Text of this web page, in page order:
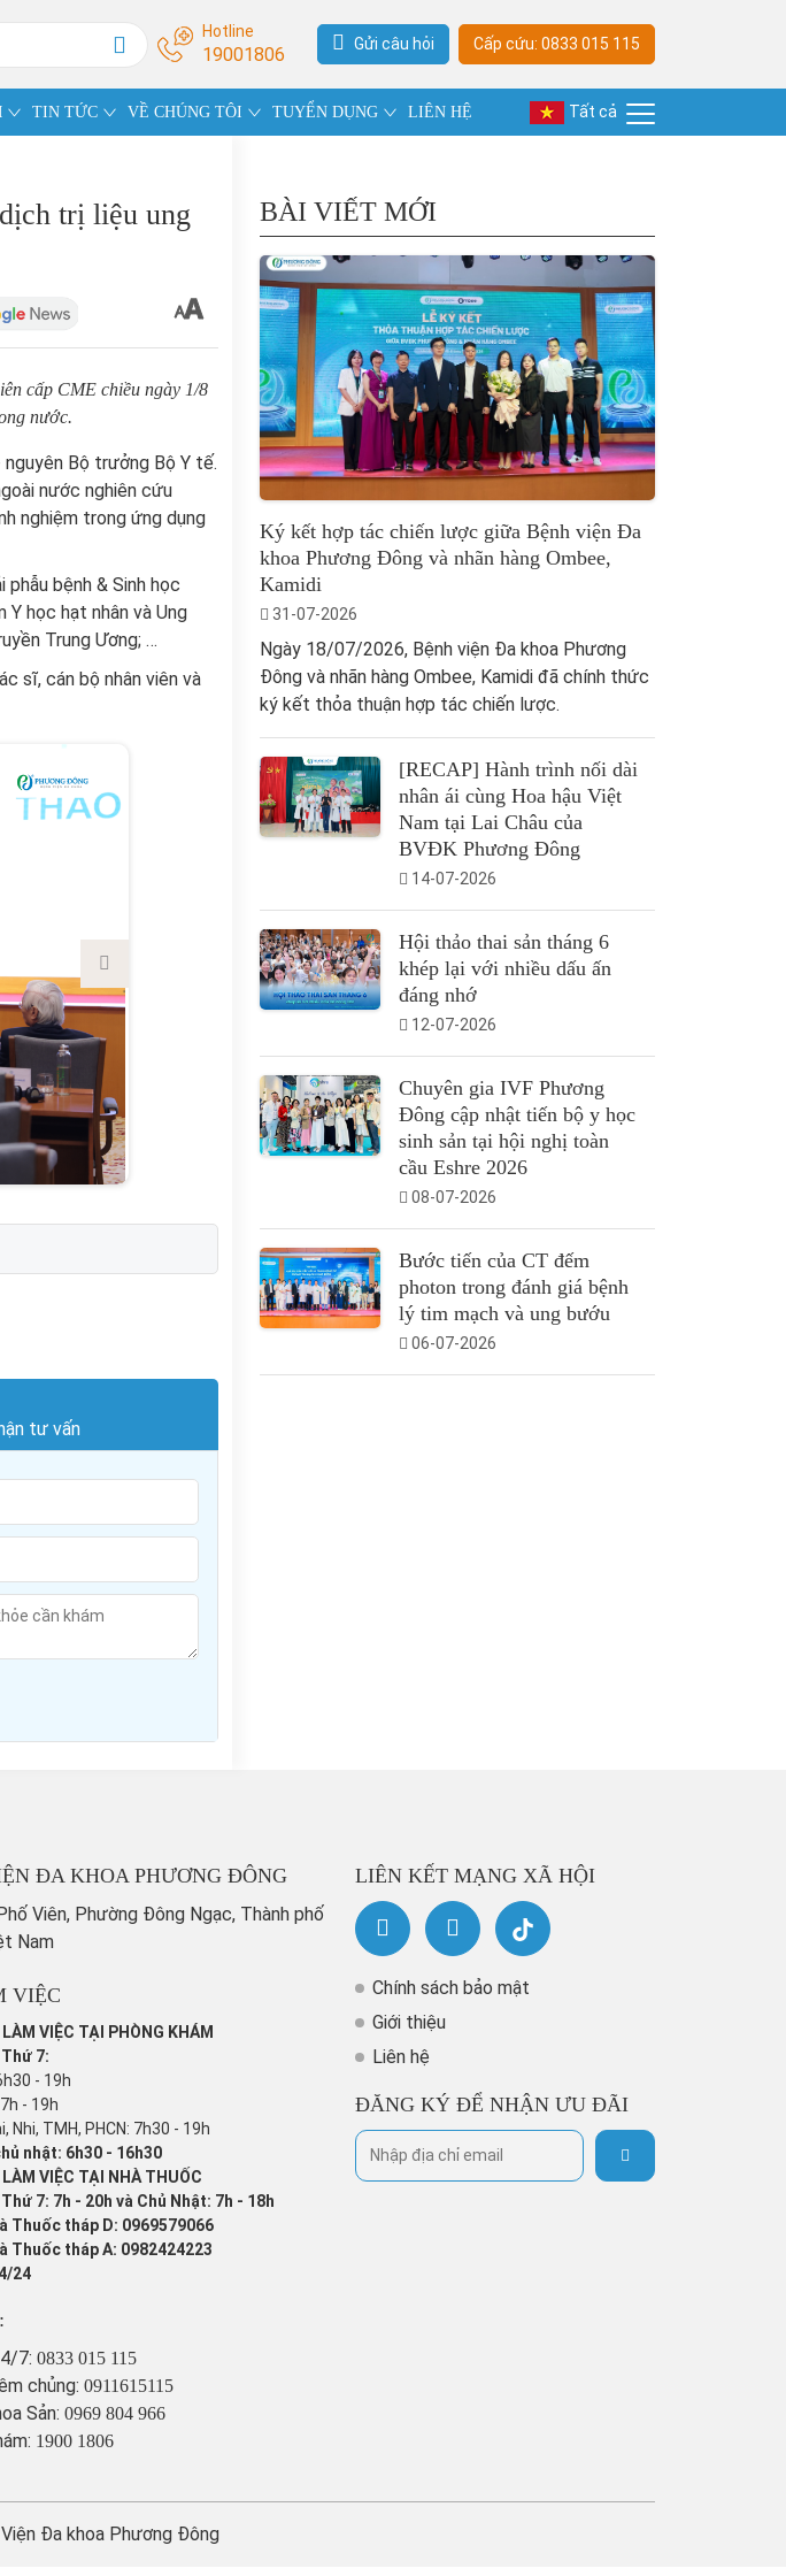
Hotline
19001806 Gửi câu hỏi Cấp cứu: 0833 015 115
TIN TỨC VỀ CHÚNG TÔI TUYỂN DỤNG LIÊN HỆ Tất cả
trị liệu ung
cấp CME chiều ngày 1/8
nước.
Bộ trưởng Bộ Y tế.
nước nghiên cứu
nghiệm trong ứng dụng
phẫu bệnh & Sinh học
Y học hạt nhân và Ung
Trung Ương; …
sĩ, cán bộ nhân viên và
tư vấn
BÀI VIẾT MỚI
Ký kết hợp tác chiến lược giữa Bệnh viện Đa
khoa Phương Đông và nhãn hàng Ombee,
Kamidi
31-07-2026
Ngày 18/07/2026, Bệnh viện Đa khoa Phương
Đông và nhãn hàng Ombee, Kamidi đã chính thức
ký kết thỏa thuận hợp tác chiến lược.
[RECAP] Hành trình nối dài
nhân ái cùng Hoa hậu Việt
Nam tại Lai Châu của
BVĐK Phương Đông
14-07-2026
Hội thảo thai sản tháng 6
khép lại với nhiều dấu ấn
đáng nhớ
12-07-2026
Chuyên gia IVF Phương
Đông cập nhật tiến bộ y học
sinh sản tại hội nghị toàn
cầu Eshre 2026
08-07-2026
Bước tiến của CT đếm
photon trong đánh giá bệnh
lý tim mạch và ung bướu
06-07-2026
ĐA KHOA PHƯƠNG ĐÔNG
Viên, Phường Đông Ngạc, Thành phố
Nam
VIỆC
VIỆC TẠI PHÒNG KHÁM
7:
- 19h
- 19h
Nhi, TMH, PHCN: 7h30 - 19h
nhật: 6h30 - 16h30
VIỆC TẠI NHÀ THUỐC
7: 7h - 20h và Chủ Nhật: 7h - 18h
Thuốc tháp D: 0969579066
Thuốc tháp A: 0982424223
24
7: 0833 015 115
chủng: 0911615115
Sản: 0969 804 966
1900 1806
LIÊN KẾT MẠNG XÃ HỘI
Chính sách bảo mật
Giới thiệu
Liên hệ
ĐĂNG KÝ ĐỂ NHẬN ƯU ĐÃI
Đa khoa Phương Đông